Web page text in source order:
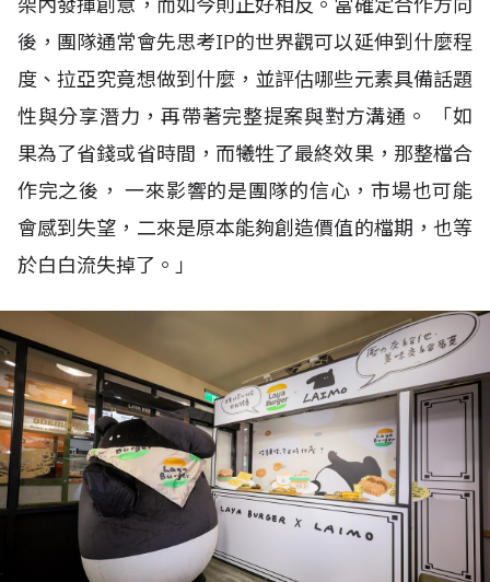
後，團隊通常會先思考IP的世界觀可以延伸到什麼程
度、拉亞究竟想做到什麼，並評估哪些元素具備話題
性與分享潛力，再帶著完整提案與對方溝通。 「如
果為了省錢或省時間，而犧牲了最終效果，那整檔合
作完之後， 一來影響的是團隊的信心，市場也可能
會感到失望，二來是原本能夠創造價值的檔期，也等
於白白流失掉了。」